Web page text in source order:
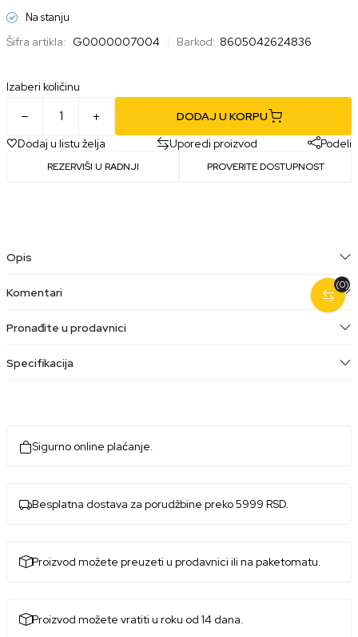
Na stanju
Šifra artikla: G0000007004 Barkod: 8605042624836
Izaberi količinu
DODAJ U KORPU
Dodaj u listu želja
Uporedi proizvod Podeli
REZERVIŠI U RADNJI PROVERITE DOSTUPNOST
(0)
Opis
Komentari
Pronađite u prodavnici
Specifikacija
Sigurno online plaćanje.
Besplatna dostava za porudžbine preko 5999 RSD.
Proizvod možete preuzeti u prodavnici ili na paketomatu.
Proizvod možete vratiti u roku od 14 dana.